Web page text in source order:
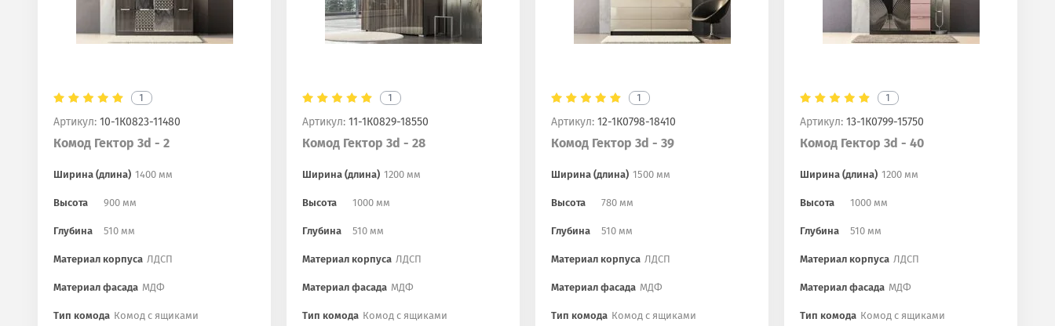
1
Артикул: 10-1К0823-11480
Комод Гектор 3d - 2
Ширина (длина) 1400 мм
Высота 900 мм
Глубина 510 мм
Материал корпуса ЛДСП
Материал фасада МДФ
Тип комода Комод с ящиками
1
Артикул: 11-1К0829-18550
Комод Гектор 3d - 28
Ширина (длина) 1200 мм
Высота 1000 мм
Глубина 510 мм
Материал корпуса ЛДСП
Материал фасада МДФ
Тип комода Комод с ящиками
1
Артикул: 12-1К0798-18410
Комод Гектор 3d - 39
Ширина (длина) 1500 мм
Высота 780 мм
Глубина 510 мм
Материал корпуса ЛДСП
Материал фасада МДФ
Тип комода Комод с ящиками
1
Артикул: 13-1К0799-15750
Комод Гектор 3d - 40
Ширина (длина) 1200 мм
Высота 1000 мм
Глубина 510 мм
Материал корпуса ЛДСП
Материал фасада МДФ
Тип комода Комод с ящиками